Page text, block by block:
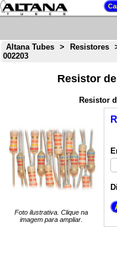
Altana Tubes > Resistores
002203
Resistor
Resistor
Foto ilustrativa. Clique na
imagem para ampliar.